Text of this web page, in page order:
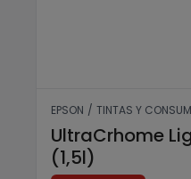
EPSON / TINTAS Y
UltraCrhome
(1,5l)